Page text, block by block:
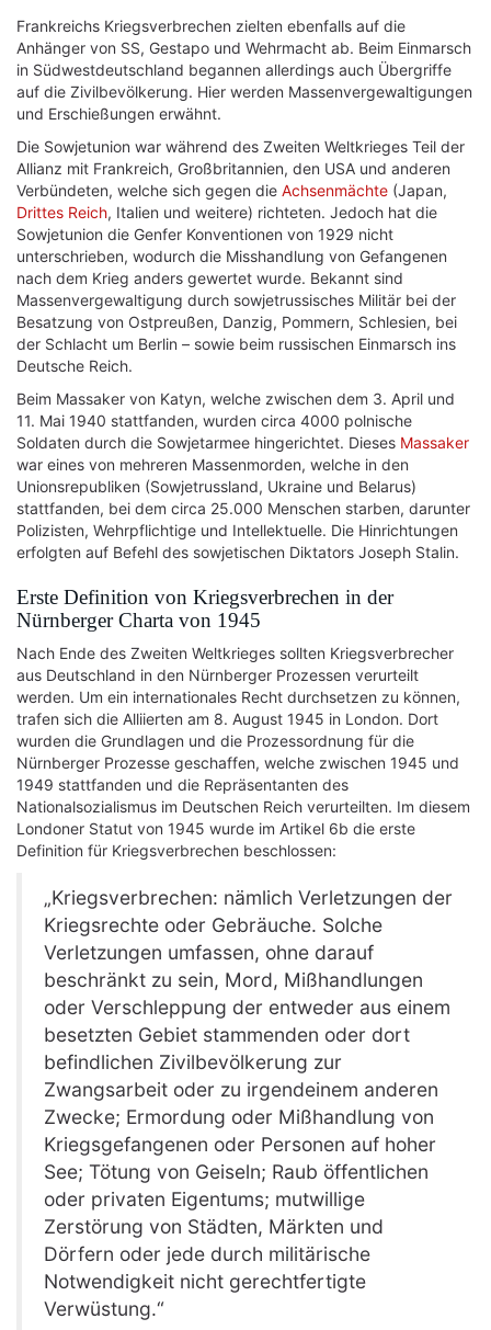
Frankreichs Kriegsverbrechen zielten ebenfalls auf die
Anhänger von SS, Gestapo und Wehrmacht ab. Beim Einmarsch
in Südwestdeutschland begannen allerdings auch Übergriffe
auf die Zivilbevölkerung. Hier werden Massenvergewaltigungen
und Erschießungen erwähnt.
Die Sowjetunion war während des Zweiten Weltkrieges Teil der
Allianz mit Frankreich, Großbritannien, den USA und anderen
Verbündeten, welche sich gegen die Achsenmächte (Japan,
Drittes Reich, Italien und weitere) richteten. Jedoch hat die
Sowjetunion die Genfer Konventionen von 1929 nicht
unterschrieben, wodurch die Misshandlung von Gefangenen
nach dem Krieg anders gewertet wurde. Bekannt sind
Massenvergewaltigung durch sowjetrussisches Militär bei der
Besatzung von Ostpreußen, Danzig, Pommern, Schlesien, bei
der Schlacht um Berlin – sowie beim russischen Einmarsch ins
Deutsche Reich.
Beim Massaker von Katyn, welche zwischen dem 3. April und
11. Mai 1940 stattfanden, wurden circa 4000 polnische
Soldaten durch die Sowjetarmee hingerichtet. Dieses Massaker
war eines von mehreren Massenmorden, welche in den
Unionsrepubliken (Sowjetrussland, Ukraine und Belarus)
stattfanden, bei dem circa 25.000 Menschen starben, darunter
Polizisten, Wehrpflichtige und Intellektuelle. Die Hinrichtungen
erfolgten auf Befehl des sowjetischen Diktators Joseph Stalin.
Erste Definition von Kriegsverbrechen in der
Nürnberger Charta von 1945
Nach Ende des Zweiten Weltkrieges sollten Kriegsverbrecher
aus Deutschland in den Nürnberger Prozessen verurteilt
werden. Um ein internationales Recht durchsetzen zu können,
trafen sich die Alliierten am 8. August 1945 in London. Dort
wurden die Grundlagen und die Prozessordnung für die
Nürnberger Prozesse geschaffen, welche zwischen 1945 und
1949 stattfanden und die Repräsentanten des
Nationalsozialismus im Deutschen Reich verurteilten. Im diesem
Londoner Statut von 1945 wurde im Artikel 6b die erste
Definition für Kriegsverbrechen beschlossen:
„Kriegsverbrechen: nämlich Verletzungen der
Kriegsrechte oder Gebräuche. Solche
Verletzungen umfassen, ohne darauf
beschränkt zu sein, Mord, Mißhandlungen
oder Verschleppung der entweder aus einem
besetzten Gebiet stammenden oder dort
befindlichen Zivilbevölkerung zur
Zwangsarbeit oder zu irgendeinem anderen
Zwecke; Ermordung oder Mißhandlung von
Kriegsgefangenen oder Personen auf hoher
See; Tötung von Geiseln; Raub öffentlichen
oder privaten Eigentums; mutwillige
Zerstörung von Städten, Märkten und
Dörfern oder jede durch militärische
Notwendigkeit nicht gerechtfertigte
Verwüstung.“